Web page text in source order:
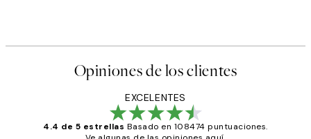
Opiniones de los clientes
EXCELENTES
4.4 de 5 estrellas Basado en 108474 puntuaciones.